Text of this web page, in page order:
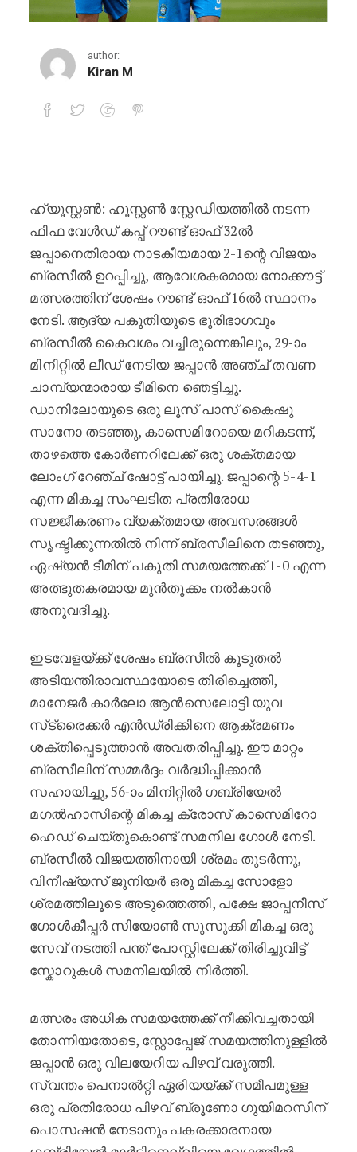
author:
Kiran M
ഹ്യൂസ്റ്റൺ: ഹൂസ്റ്റൺ സ്റ്റേഡിയത്തിൽ നടന്ന
ഫിഫ വേൾഡ് കപ്പ് റൗണ്ട് ഓഫ് 32ൽ
ജപ്പാനെതിരായ നാടകീയമായ 2-1ന്റെ വിജയം
ബ്രസീൽ ഉറപ്പിച്ചു, ആവേശകരമായ നോക്കൗട്ട്
മത്സരത്തിന് ശേഷം റൗണ്ട് ഓഫ് 16ൽ സ്ഥാനം
നേടി. ആദ്യ പകുതിയുടെ ഭൂരിഭാഗവും
ബ്രസീൽ കൈവശം വച്ചിരുന്നെങ്കിലും, 29-ാം
മിനിറ്റിൽ ലീഡ് നേടിയ ജപ്പാൻ അഞ്ച് തവണ
ചാമ്പ്യന്മാരായ ടീമിനെ ഞെട്ടിച്ചു.
ഡാനിലോയുടെ ഒരു ലൂസ് പാസ് കൈഷു
സാനോ തടഞ്ഞു, കാസെമിറോയെ മറികടന്ന്,
താഴത്തെ കോർണറിലേക്ക് ഒരു ശക്തമായ
ലോംഗ് റേഞ്ച് ഷോട്ട് പായിച്ചു. ജപ്പാന്റെ 5-4-1
എന്ന മികച്ച സംഘടിത പ്രതിരോധ
സജ്ജീകരണം വ്യക്തമായ അവസരങ്ങൾ
സൃഷ്ടിക്കുന്നതിൽ നിന്ന് ബ്രസീലിനെ തടഞ്ഞു,
ഏഷ്യൻ ടീമിന് പകുതി സമയത്തേക്ക് 1-0 എന്ന
അത്ഭുതകരമായ മുൻതൂക്കം നൽകാൻ
അനുവദിച്ചു.
ഇടവേളയ്ക്ക് ശേഷം ബ്രസീൽ കൂടുതൽ
അടിയന്തിരാവസ്ഥയോടെ തിരിച്ചെത്തി,
മാനേജർ കാർലോ ആൻസെലോട്ടി യുവ
സ്‌ട്രൈക്കർ എൻഡ്രിക്കിനെ ആക്രമണം
ശക്തിപ്പെടുത്താൻ അവതരിപ്പിച്ചു. ഈ മാറ്റം
ബ്രസീലിന് സമ്മർദ്ദം വർദ്ധിപ്പിക്കാൻ
സഹായിച്ചു, 56-ാം മിനിറ്റിൽ ഗബ്രിയേൽ
മഗൽഹാസിന്റെ മികച്ച ക്രോസ് കാസെമിറോ
ഹെഡ് ചെയ്തുകൊണ്ട് സമനില ഗോൾ നേടി.
ബ്രസീൽ വിജയത്തിനായി ശ്രമം തുടർന്നു,
വിനീഷ്യസ് ജൂനിയർ ഒരു മികച്ച സോളോ
ശ്രമത്തിലൂടെ അടുത്തെത്തി, പക്ഷേ ജാപ്പനീസ്
ഗോൾകീപ്പർ സിയോൺ സുസുക്കി മികച്ച ഒരു
സേവ് നടത്തി പന്ത് പോസ്റ്റിലേക്ക് തിരിച്ചുവിട്ട്
സ്കോറുകൾ സമനിലയിൽ നിർത്തി.
മത്സരം അധിക സമയത്തേക്ക് നീക്കിവച്ചതായി
തോന്നിയതോടെ, സ്റ്റോപ്പേജ് സമയത്തിനുള്ളിൽ
ജപ്പാൻ ഒരു വിലയേറിയ പിഴവ് വരുത്തി.
സ്വന്തം പെനാൽറ്റി ഏരിയയ്ക്ക് സമീപമുള്ള
ഒരു പ്രതിരോധ പിഴവ് ബ്രൂണോ ഗുയിമറസിന്
പൊസഷൻ നേടാനും പകരക്കാരനായ